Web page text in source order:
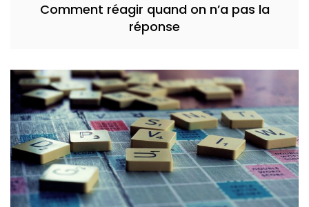
Comment réagir quand on n’a pas la
réponse